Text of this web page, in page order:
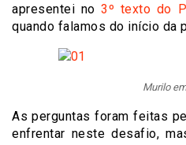
apresentei no3º texto do
quando falamos do início da
Murilo
As perguntas foram feitas
enfrentar neste desafio,